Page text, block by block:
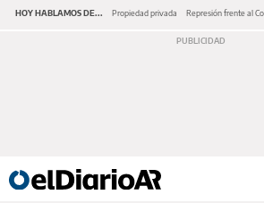
HOY HABLAMOS DE... Propiedad privada Represión frente al